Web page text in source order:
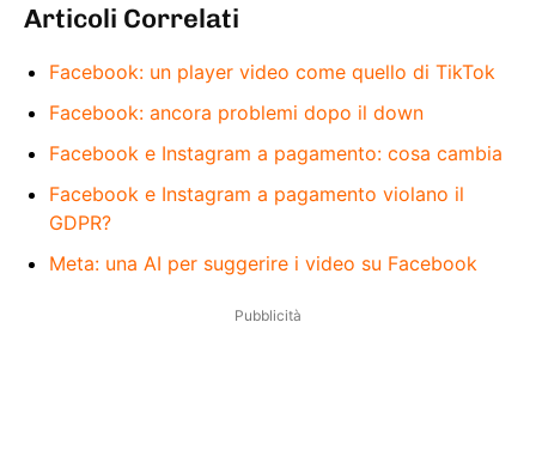
Articoli Correlati
Facebook: un player video come quello di TikTok
Facebook: ancora problemi dopo il down
Facebook e Instagram a pagamento: cosa cambia
Facebook e Instagram a pagamento violano il
GDPR?
Meta: una AI per suggerire i video su Facebook
Pubblicità